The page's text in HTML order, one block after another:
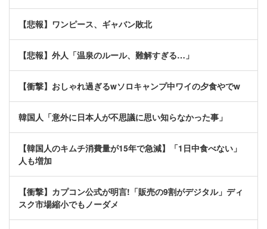
【悲報】ワンピース、ギャバン敗北
【悲報】外人「温泉のルール、難解すぎる…」
【衝撃】おしゃれ過ぎるwソロキャンプ中ワイの夕食やでw
韓国人「意外に日本人が不思議に思い知らなかった事」
【韓国人のキムチ消費量が15年で急減】「1日中食べない」
人も増加
【衝撃】カプコン公式が明言!「販売の9割がデジタル」ディ
スク市場縮小でもノーダメ